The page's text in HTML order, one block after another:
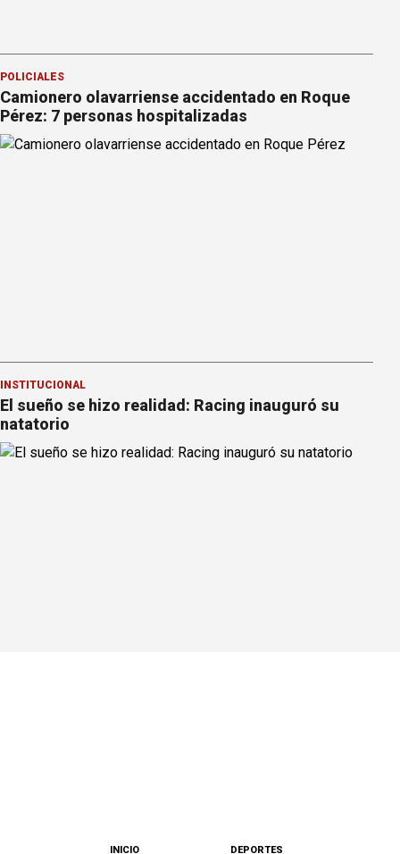
POLICIALES
Camionero olavarriense accidentado en Roque
Pérez: 7 personas hospitalizadas
INSTITUCIONAL
El sueño se hizo realidad: Racing inauguró su
natatorio
INICIO DEPORTES